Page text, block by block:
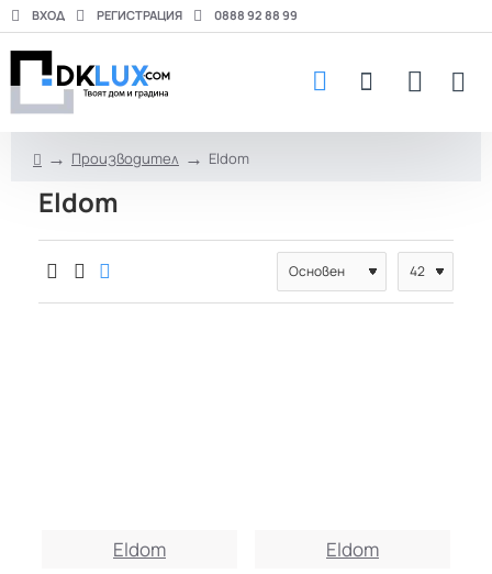
ВХОД РЕГИСТРАЦИЯ 0888 92 88 99
o
m
e
Производител Eldom
Eldom
Eldom Eldom